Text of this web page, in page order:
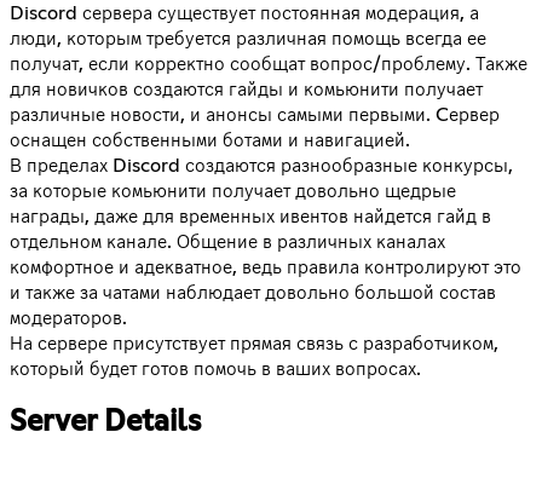
Discord сервера существует постоянная модерация, а
люди, которым требуется различная помощь всегда ее
получат, если корректно сообщат вопрос/проблему. Также
для новичков создаются гайды и комьюнити получает
различные новости, и анонсы самыми первыми. Cервер
оснащен собственными ботами и навигацией.
В пределах Discord создаются разнообразные конкурсы,
за которые комьюнити получает довольно щедрые
награды, даже для временных ивентов найдется гайд в
отдельном канале. Общение в различных каналах
комфортное и адекватное, ведь правила контролируют это
и также за чатами наблюдает довольно большой состав
модераторов.
На сервере присутствует прямая связь с разработчиком,
который будет готов помочь в ваших вопросах.
Server Details